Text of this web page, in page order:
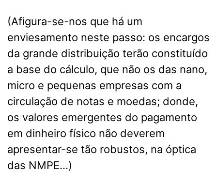
(Afigura-se-nos que há um
enviesamento neste passo: os encargos
da grande distribuição terão constituído
a base do cálculo, que não os das nano,
micro e pequenas empresas com a
circulação de notas e moedas; donde,
os valores emergentes do pagamento
em dinheiro físico não deverem
apresentar-se tão robustos, na óptica
das NMPE…)